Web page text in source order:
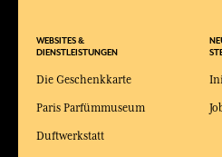
WEBSITES &
DIENSTLEISTUNGEN
Die Geschenkkarte
Paris Parfümmuseum
Duftwerkstatt